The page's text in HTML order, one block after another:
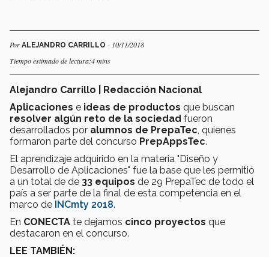
Por ALEJANDRO CARRILLO - 10/11/2018
Tiempo estimado de lectura:4 mins
Alejandro Carrillo | Redacción Nacional
Aplicaciones e ideas de productos que buscan
resolver algún reto de la sociedad fueron
desarrollados por alumnos de PrepaTec , quienes
formaron parte del concurso PrepAppsTec.
El aprendizaje adquirido en la materia "Diseño y
Desarrollo de Aplicaciones" fue la base que les permitió
a un total de de 33 equipos de 29 PrepaTec de todo el
país a ser parte de la final de esta competencia en el
marco de INCmty 2018.
En CONECTA te dejamos cinco proyectos que
destacaron en el concurso.
LEE TAMBIÉN: